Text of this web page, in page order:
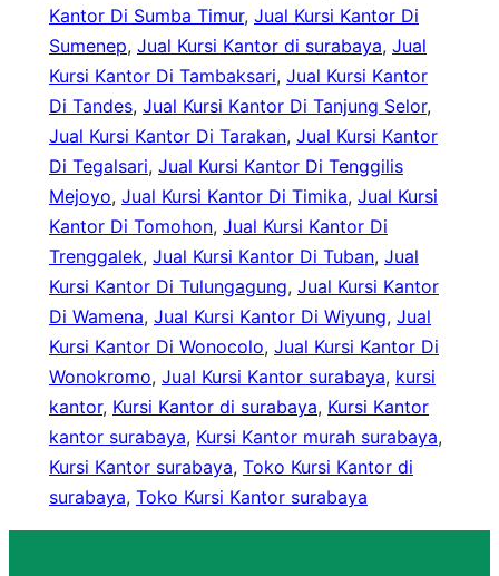
Kantor Di Sumba Timur, Jual Kursi Kantor Di
Sumenep, Jual Kursi Kantor di surabaya, Jual
Kursi Kantor Di Tambaksari, Jual Kursi Kantor
Di Tandes, Jual Kursi Kantor Di Tanjung Selor
Jual Kursi Kantor Di Tarakan, Jual Kursi Kantor
Di Tegalsari, Jual Kursi Kantor Di Tenggilis
Mejoyo, Jual Kursi Kantor Di Timika, Jual Kursi
Kantor Di Tomohon, Jual Kursi Kantor Di
Trenggalek, Jual Kursi Kantor Di Tuban, Jual
Kursi Kantor Di Tulungagung, Jual Kursi Kantor
Di Wamena, Jual Kursi Kantor Di Wiyung, Jual
Kursi Kantor Di Wonocolo, Jual Kursi Kantor Di
Wonokromo, Jual Kursi Kantor surabaya, kursi
kantor, Kursi Kantor di surabaya, Kursi Kantor
kantor surabaya, Kursi Kantor murah surabaya
Kursi Kantor surabaya, Toko Kursi Kantor di
surabaya, Toko Kursi Kantor surabaya